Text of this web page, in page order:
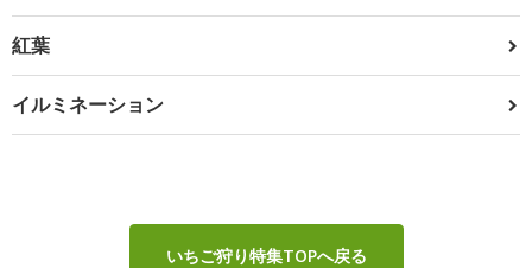
紅葉
イルミネーション
いちご狩り特集TOPへ戻る